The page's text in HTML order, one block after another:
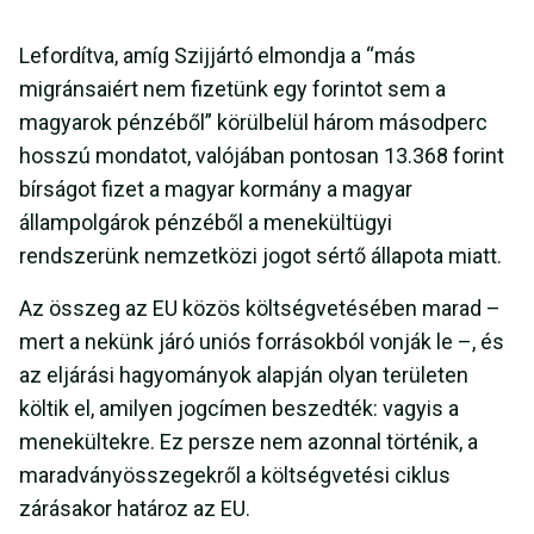
Lefordítva, amíg Szijjártó elmondja a “más
migránsaiért nem fizetünk egy forintot sem a
magyarok pénzéből” körülbelül három másodperc
hosszú mondatot, valójában pontosan 13.368 forint
bírságot fizet a magyar kormány a magyar
állampolgárok pénzéből a menekültügyi
rendszerünk nemzetközi jogot sértő állapota miatt.
Az összeg az EU közös költségvetésében marad –
mert a nekünk járó uniós forrásokból vonják le –, és
az eljárási hagyományok alapján olyan területen
költik el, amilyen jogcímen beszedték: vagyis a
menekültekre. Ez persze nem azonnal történik, a
maradványösszegekről a költségvetési ciklus
zárásakor határoz az EU.